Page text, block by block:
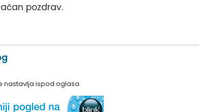
pozdrav.
nastavlja ispod oglasa